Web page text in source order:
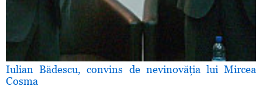
Iulian Bădescu, convins de nevinovăţia lui Mircea
Cosma